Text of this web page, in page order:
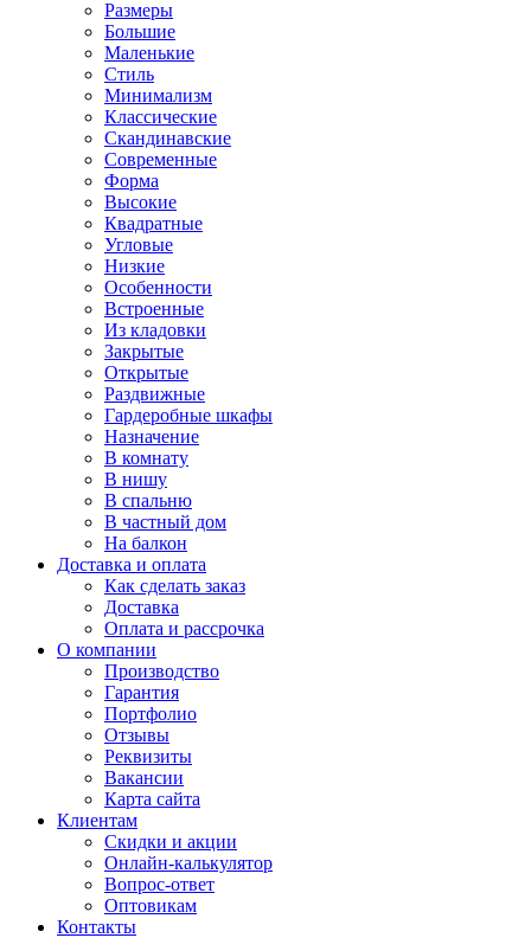
Размеры
Большие
Маленькие
Стиль
Минимализм
Классические
Скандинавские
Современные
Форма
Высокие
Квадратные
Угловые
Низкие
Особенности
Встроенные
Из кладовки
Закрытые
Открытые
Раздвижные
Гардеробные шкафы
Назначение
В комнату
В нишу
В спальню
В частный дом
На балкон
Доставка и оплата
Как сделать заказ
Доставка
Оплата и рассрочка
О компании
Производство
Гарантия
Портфолио
Отзывы
Реквизиты
Вакансии
Карта сайта
Клиентам
Скидки и акции
Онлайн-калькулятор
Вопрос-ответ
Оптовикам
Контакты